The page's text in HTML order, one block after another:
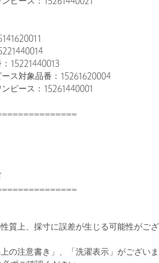
15221440013
ス対象品番：15261620004
ピース：15261440001
質上、採寸に誤差が生じる可能性がござ
の注意書き」、「洗濯表示」がございま